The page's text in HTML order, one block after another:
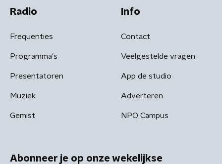
Radio
Frequenties
Programma's
Presentatoren
Muziek
Gemist
Info
Contact
Veelgestelde vragen
App de studio
Adverteren
NPO Campus
Abonneer je op onze wekelijkse